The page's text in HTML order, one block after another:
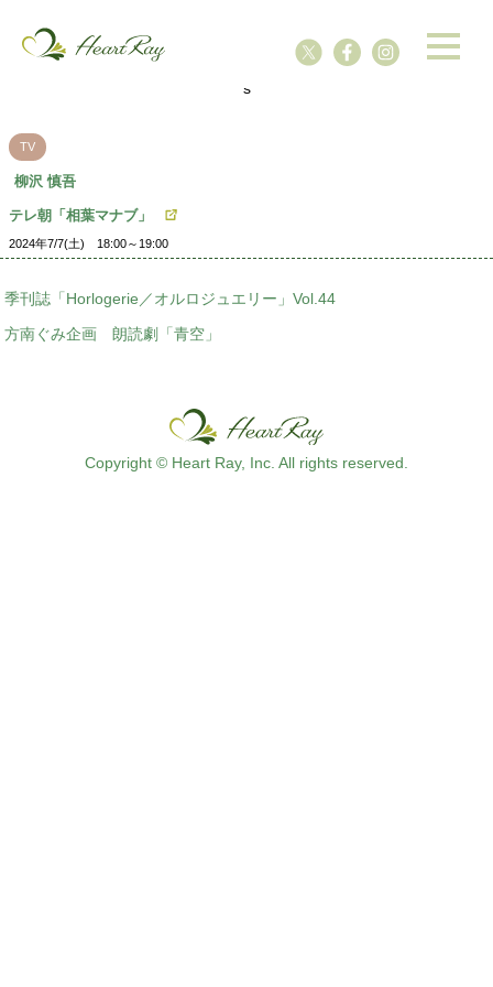
s
TV
柳沢 慎吾
テレ朝「相葉マナブ」
2024年7/7(土) 18:00～19:00
季刊誌「Horlogerie／オルロジュエリー」Vol.44
方南ぐみ企画 朗読劇「青空」
Copyright © Heart Ray, Inc. All rights reserved.